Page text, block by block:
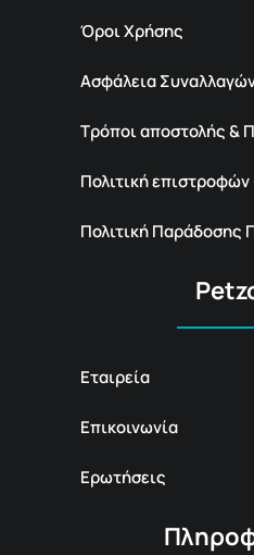
Όροι Χρήσης
Ασφάλεια
Τρόποι αποστολής &
Πολιτική
Πολιτική Παράδοσης
Εταιρεία
Επικοινωνία
Ερωτήσεις